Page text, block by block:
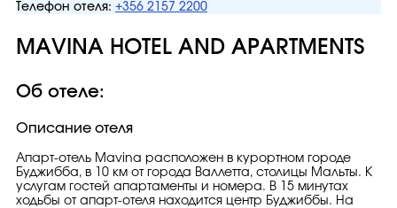
Телефон отеля: +356 2157 2200
MAVINA HOTEL AND APARTMENTS
Об отеле:
Описание отеля
Апарт-отель Mavina расположен в курортном городе
Буджибба, в 10 км от города Валлетта, столицы Мальты. К
услугам гостей апартаменты и номера. В 15 минутах
ходьбы от апарт-отеля находится центр Буджиббы. На